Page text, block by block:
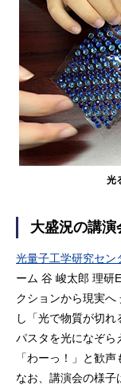
光
大盛況の講演
光量子工学研究セン
ーム 谷 峻太郎 理研
クションから現実
し「光で物質が切れ
パスタを光になぞら
「わーっ！」と歓
なお、講演会の様子